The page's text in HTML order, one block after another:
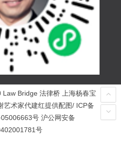
Bridge 法律桥 上海杨春宝
艺术家代建红提供配图/ ICP备
号 沪公网安备
号